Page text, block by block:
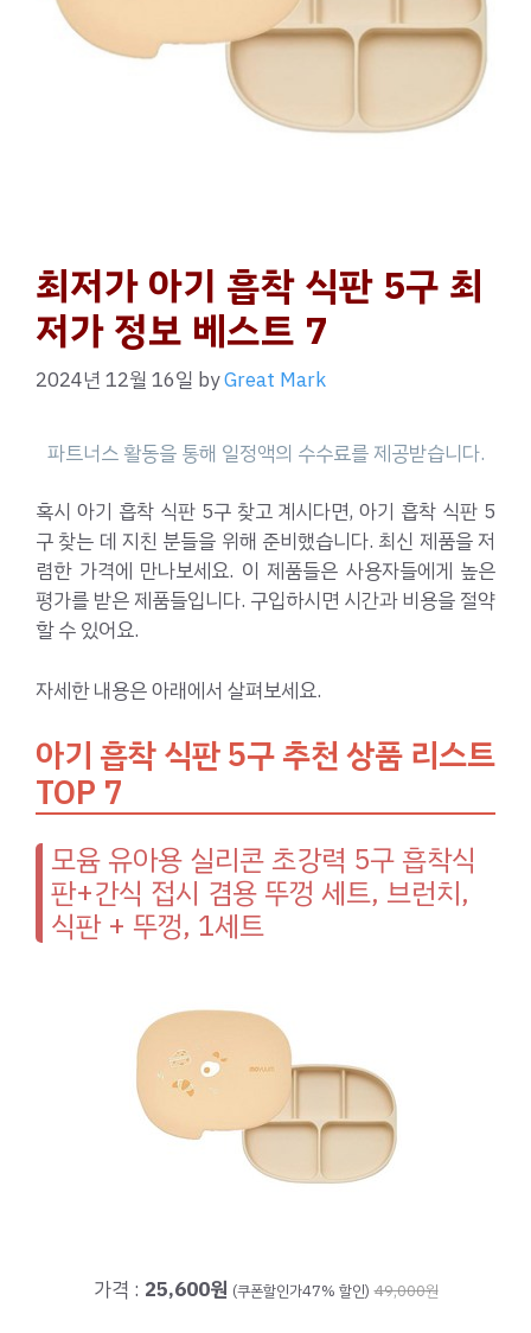
최저가 아기 흡착 식판 5구 최
저가 정보 베스트 7
2024년 12월 16일 byGreat Mark
혹시 아기 흡착 식판 5구 찾고 계시다면, 아기 흡착 식판 5
구 찾는 데 지친 분들을 위해 준비했습니다. 최신 제품을 저
렴한 가격에 만나보세요. 이 제품들은 사용자들에게 높은
평가를 받은 제품들입니다. 구입하시면 시간과 비용을 절약
할 수 있어요.
자세한 내용은 아래에서 살펴보세요.
아기 흡착 식판 5구 추천 상품 리스트
TOP 7
모윰 유아용 실리콘 초강력 5구 흡착식
판+간식 접시 겸용 뚜껑 세트, 브런치,
식판 + 뚜껑, 1세트
가격 : 25,600원 (쿠폰할인가47% 할인) 49,000원